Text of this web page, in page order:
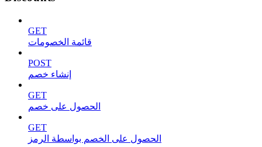
GET
قائمة الخصومات
POST
إنشاء خصم
GET
الحصول على خصم
GET
الحصول على الخصم بواسطة الرمز